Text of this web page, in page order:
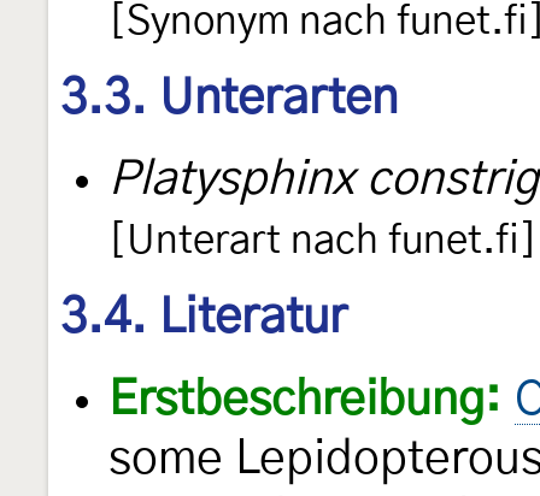
[Synonym nach
3.3. Unterarten
Platysphinx
[Unterart nach funet.fi]
3.4. Literatur
Erstbeschreibung:
some